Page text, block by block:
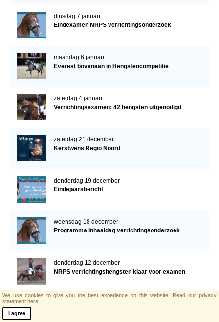
dinsdag 7 januari
Eindexamen NRPS verrichtingsonderzoek
maandag 6 januari
Everest bovenaan in Hengstencompetitie
zaterdag 4 januari
Verrichtingsexamen: 42 hengsten uitgenodigd
zaterdag 21 december
Kerstwens Regio Noord
donderdag 19 december
Eindejaarsbericht
woensdag 18 december
Programma inhaaldag verrichtingsonderzoek
donderdag 12 december
NRPS verrichtingshengsten klaar voor examen
We use cookies to give you the best experience on this website. Read our privacy
statement here.
I agree